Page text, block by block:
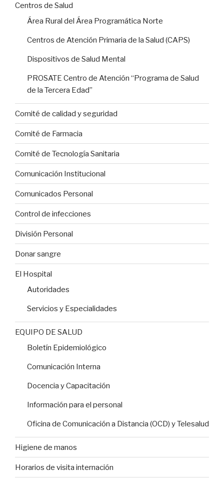
Centros de Salud
Área Rural del Área Programática Norte
Centros de Atención Primaria de la Salud (CAPS)
Dispositivos de Salud Mental
PROSATE Centro de Atención “Programa de Salud
de la Tercera Edad”
Comité de calidad y seguridad
Comité de Farmacia
Comité de Tecnología Sanitaria
Comunicación Institucional
Comunicados Personal
Control de infecciones
División Personal
Donar sangre
El Hospital
Autoridades
Servicios y Especialidades
EQUIPO DE SALUD
Boletín Epidemiológico
Comunicación Interna
Docencia y Capacitación
Información para el personal
Oficina de Comunicación a Distancia (OCD) y Telesalud
Higiene de manos
Horarios de visita internación